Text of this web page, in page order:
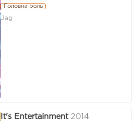
Головна роль
Jag
It's Entertainment 2014